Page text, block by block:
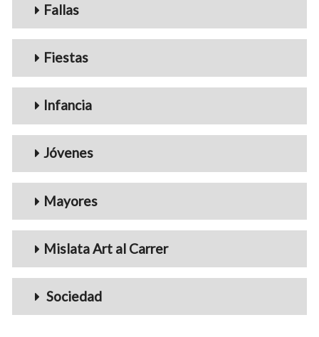
Fallas
Fiestas
Infancia
Jóvenes
Mayores
Mislata Art al Carrer
Sociedad